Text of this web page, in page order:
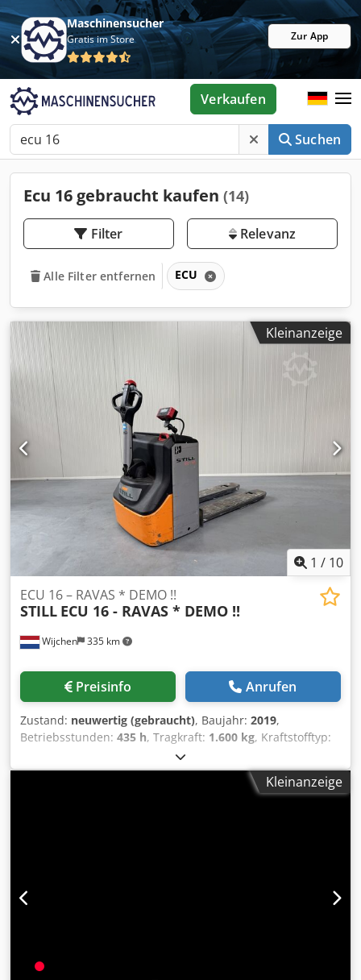
Maschinensucher
Gratis im Store Zur App
Suchen
Verkaufen
Ecu 16 gebraucht kaufen (14)
Filter Relevanz
Alle Filter entfernen ECU
Kleinanzeige
1 / 10
Wijchen 335 km
ECU 16 – RAVAS * DEMO !!
STILL ECU 16 - RAVAS * DEMO !!
Preisinfo Anrufen
Zustand: neuwertig (gebraucht), Baujahr: 2019,
Betriebsstunden: 435 h, Tragkraft: 1.600 kg, Kraftstofftyp:
, Hersteller + Modell: STILL ECU 16 * Ravas
Mast:1150 x 580 ID:25050.8226 Kat.:Demo Gabeln: 1150 x
580 mm Csdszq Udcjpfx Apysha Tragkraft:1600 kgKleinanzeige